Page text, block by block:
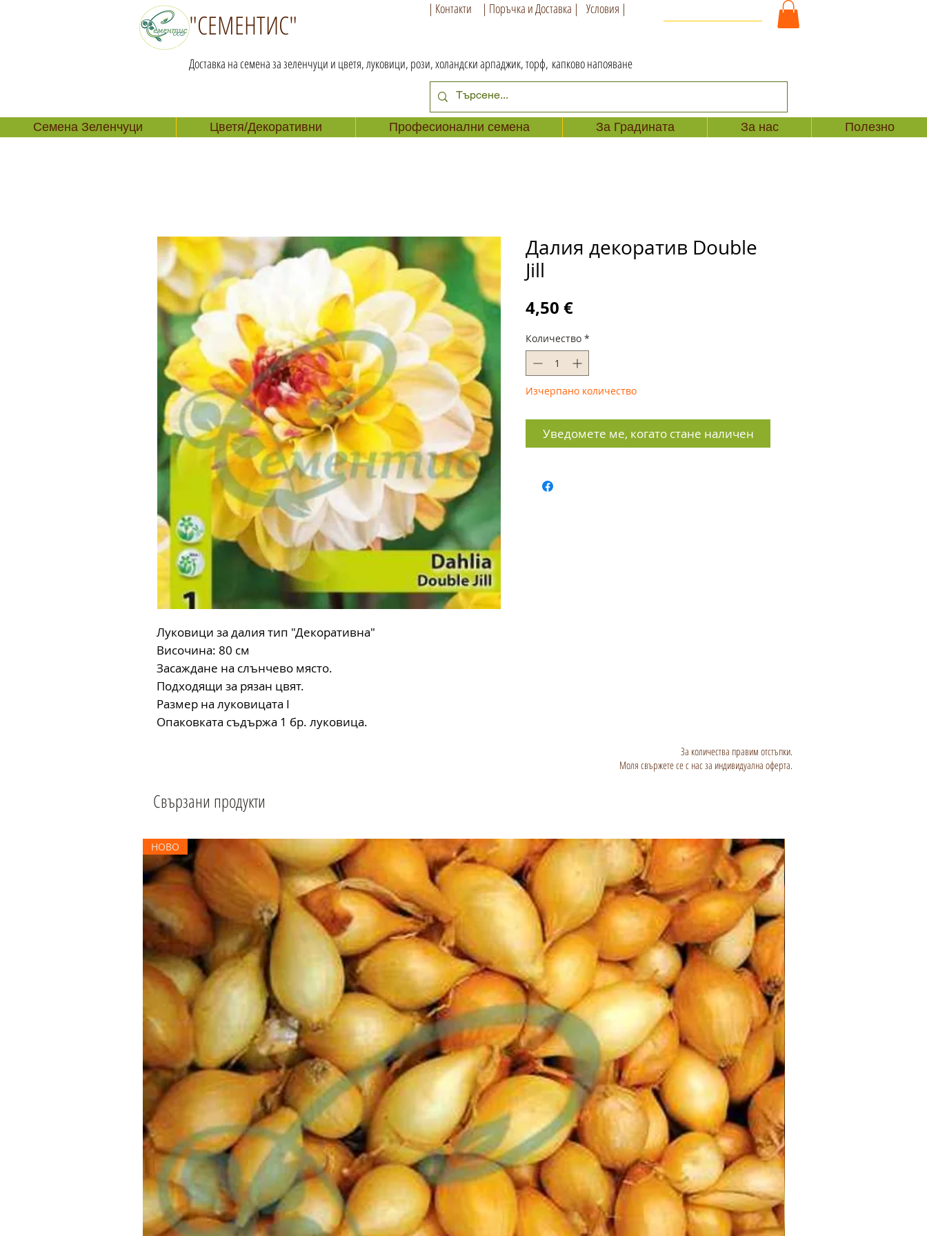
"СЕМЕНТИС"
Доставка на семена за зеленчуци и цветя, луковици, рози, холандски арпаджик, торф, капково напояване
| Поръчка и Доставка |
| Контакти Условия |
Семена Зеленчуци Цветя/Декоративни Професионални семена За Градината За нас Полезно
Луковици за далия тип "Декоративна"
Височина: 80 см
Засаждане на слънчево място.
Подходящи за рязан цвят.
Размер на луковицата I
Опаковката съдържа 1 бр. луковица.
Далия декоратив Double
Jill
4,50 €Цена
Количество *
Изчерпано количество
Уведомете ме, когато стане наличен
За количества правим отстъпки.
Моля свържете се с нас за индивидуална оферта.
Свързани продукти
НОВО